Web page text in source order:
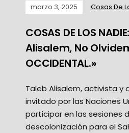
marzo 3, 2025 Cosas De
COSAS DE LOS
Alisalem, No
OCCIDENTAL.»
Taleb Alisalem, activista y
invitado por las Naciones
participar en las sesiones
descolonización para el